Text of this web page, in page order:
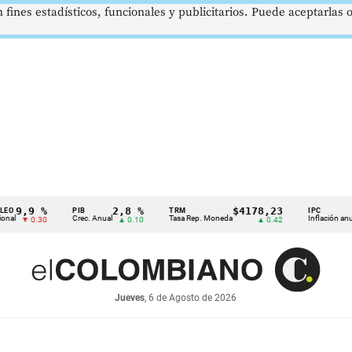
% PIB
Crec. Anual
2,8 %
▲ 0.10
TRM
Tasa Rep. Moneda
$4178,23
▲ 0.42
IPC
Inflación anual ▼
Jueves, 6 de Agosto de 2026
estadísticos, funcionales y publicitarios. Puede aceptarlas